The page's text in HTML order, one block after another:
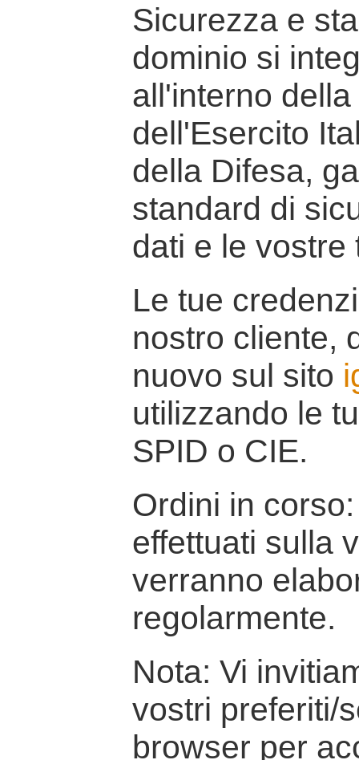
Sicurezza e
dominio si
all'interno
dell'Esercito
della Difesa,
standard di
dati e le vostre
Le tue
nostro cliente,
nuovo sul sito
utilizzando le
SPID o CIE.
Ordini in
effettuati sulla
verranno
regolarmente.
Nota: Vi
vostri preferiti/
browser per